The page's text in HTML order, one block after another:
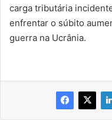
carga tributária
enfrentar o súbito
guerra na Ucrânia.